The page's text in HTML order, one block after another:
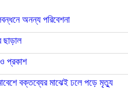
অনন্য পরিবেশনা
প্রকাশ
বক্তব্যের মাঝেই ঢলে পড়ে মৃত্যু